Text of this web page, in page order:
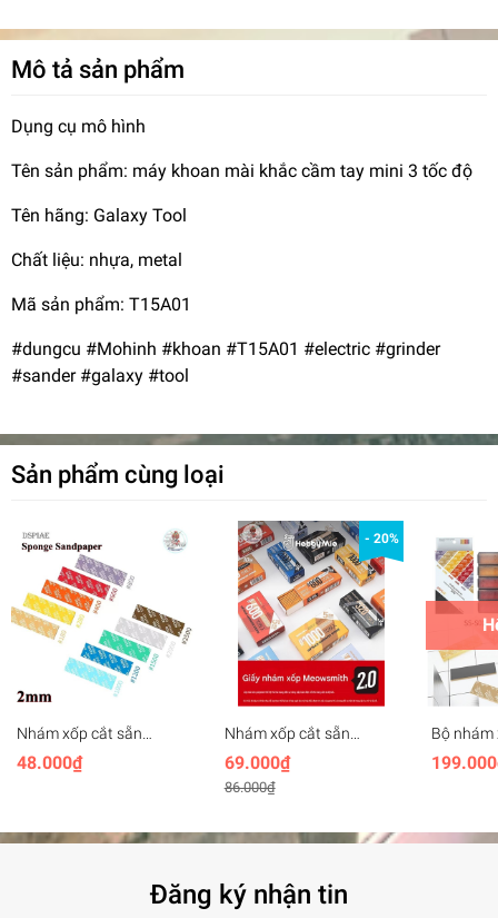
Mô tả sản phẩm
Dụng cụ mô hình
Tên sản phẩm: máy khoan mài khắc cầm tay mini 3 tốc độ
Tên hãng: Galaxy Tool
Chất liệu: nhựa, metal
Mã sản phẩm: T15A01
#dungcu #Mohinh #khoan #T15A01 #electric #grinder
#sander #galaxy #tool
Sản phẩm cùng loại
Nhám xốp cắt sẵn
DSPIAE dày 2mm set
5pcs Sponge Sandpaper
48.000₫
- 20%
Nhám xốp cắt sẵn
Hobby Mio 2.0 set 10
miếng, #320-2000,
20*80mm dày 3mm
69.000₫
86.000₫
Bộ
sẵn kèm
Sponge
Đăng ký nhận tin